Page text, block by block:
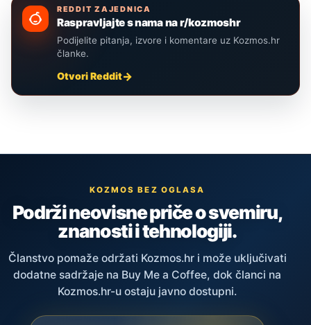
REDDIT ZAJEDNICA
Raspravljajte s nama na r/kozmoshr
Podijelite pitanja, izvore i komentare uz Kozmos.hr
članke.
Otvori Reddit
KOZMOS BEZ OGLASA
Podrži neovisne priče o svemiru,
znanosti i tehnologiji.
Članstvo pomaže održati Kozmos.hr i može uključivati
dodatne sadržaje na Buy Me a Coffee, dok članci na
Kozmos.hr-u ostaju javno dostupni.